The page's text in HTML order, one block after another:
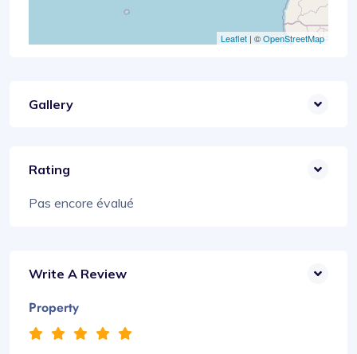
Leaflet | ©OpenStreetMap
Gallery
Rating
Pas encore évalué
Write A Review
Property